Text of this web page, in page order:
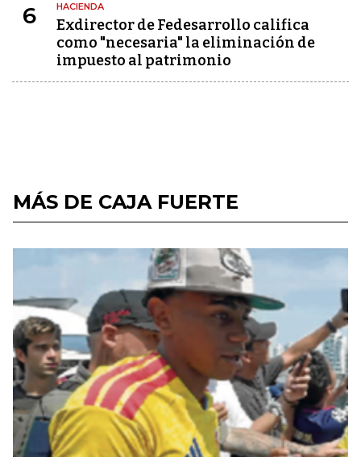
6 HACIENDA
Exdirector de Fedesarrollo califica
como "necesaria" la eliminación de
impuesto al patrimonio
MÁS DE CAJA FUERTE